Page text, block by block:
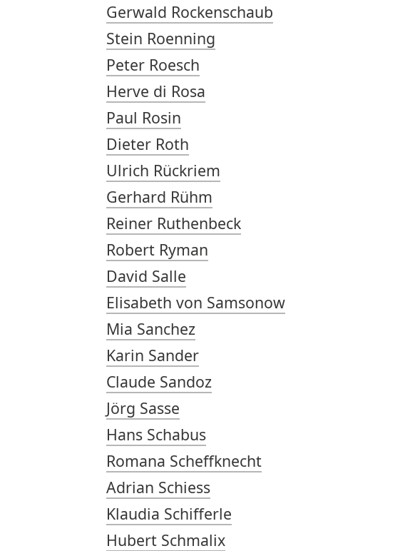
Gerwald Rockenschaub
Stein Roenning
Peter Roesch
Herve di Rosa
Paul Rosin
Dieter Roth
Ulrich Rückriem
Gerhard Rühm
Reiner Ruthenbeck
Robert Ryman
David Salle
Elisabeth von Samsonow
Mia Sanchez
Karin Sander
Claude Sandoz
Jörg Sasse
Hans Schabus
Romana Scheffknecht
Adrian Schiess
Klaudia Schifferle
Hubert Schmalix